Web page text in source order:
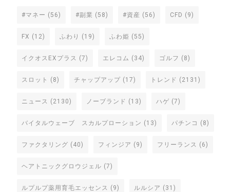
#マネー (56) #副業 (58) #資産 (56) CFD (9)
FX (12) ふわり (19) ふわ姫 (55)
イクオスEXプラス (7) エレコム (34) ゴルフ (8)
スロット (8) チャップアップ (17) トレンド (2131)
ニュース (2130) ノーブランド (13) ハゲ (7)
バイタルウェーブ スカルプローション (13) パチンコ (8)
ファクタリング (40) フィンジア (9) フリーランス (6)
ヘアトニックグロウジェル (7)
ルプルプ薬用育毛エッセンス (9) ルルシア (31)